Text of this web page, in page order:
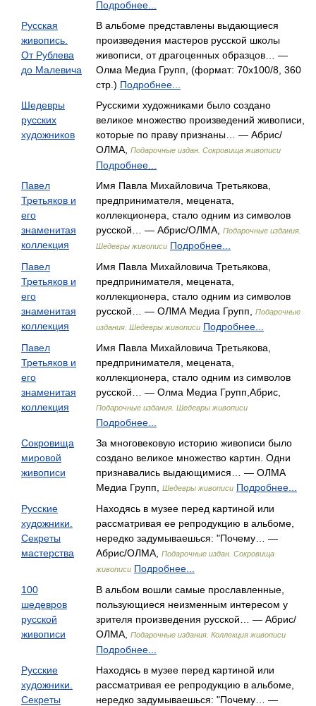
Подробнее...
Русская
живопись.
От Рублева
до Малевича
В альбоме представлены выдающиеся
произведения мастеров русской школы
живописи, от драгоценных образцов… —
Олма Медиа Групп, (формат: 70x100/8, 360
стр.) Подробнее...
Шедевры
русских
художников
Русскими художниками было создано
великое множество произведений живописи,
которые по праву признаны… — Абрис/
ОЛМА,
Подарочные издан. Сокровища живописи
Подробнее...
Павел
Третьяков и
его
знаменитая
коллекция
Имя Павла Михайловича Третьякова,
предпринимателя, мецената,
коллекционера, стало одним из символов
русской… — Абрис/ОЛМА,
Подарочные издания.
Шедевры живописи Подробнее...
Павел
Третьяков и
его
знаменитая
коллекция
Имя Павла Михайловича Третьякова,
предпринимателя, мецената,
коллекционера, стало одним из символов
русской… — ОЛМА Медиа Групп,
Подарочные
издания. Шедевры живописи Подробнее...
Павел
Третьяков и
его
знаменитая
коллекция
Имя Павла Михайловича Третьякова,
предпринимателя, мецената,
коллекционера, стало одним из символов
русской… — Олма Медиа Групп,Абрис,
Подарочные издания. Шедевры живописи
Подробнее...
Сокровища
мировой
живописи
За многовековую историю живописи было
создано великое множество картин. Одни
признавались выдающимися… — ОЛМА
Медиа Групп,
Шедевры живописи Подробнее...
Русские
художники.
Секреты
мастерства
Находясь в музее перед картиной или
рассматривая ее репродукцию в альбоме,
нередко задумываешься: "Почему… —
Абрис/ОЛМА,
Подарочные издан. Сокровища
живописи Подробнее...
100
шедевров
русской
живописи
В альбом вошли самые прославленные,
пользующиеся неизменным интересом у
зрителя произведения русской… — Абрис/
ОЛМА,
Подарочные издания. Коллекция живописи
Подробнее...
Русские
художники.
Секреты
Находясь в музее перед картиной или
рассматривая ее репродукцию в альбоме,
нередко задумываешься: "Почему… —